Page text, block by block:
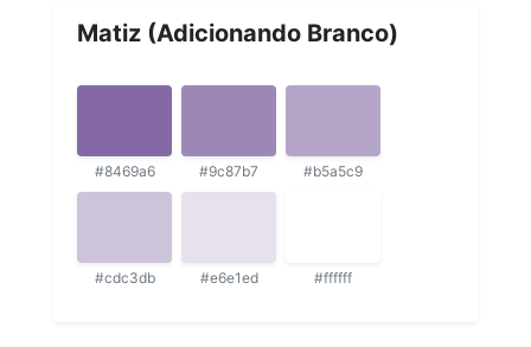
Matiz (Adicionando Branco)
#8469a6 #9c87b7 #b5a5c9
#cdc3db #e6e1ed #ffffff